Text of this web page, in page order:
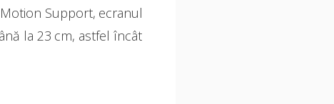
Support, ecranul
la 23 cm, astfel încât